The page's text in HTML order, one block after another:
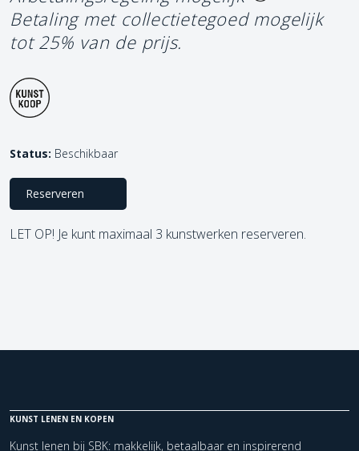
Betaling met collectietegoed mogelijk
tot 25% van de prijs.
Status: Beschikbaar
Reserveren
LET OP! Je kunt maximaal 3 kunstwerken reserveren.
KUNST LENEN EN KOPEN
Kunst lenen bij SBK: makkelijk, betaalbaar en inspirerend